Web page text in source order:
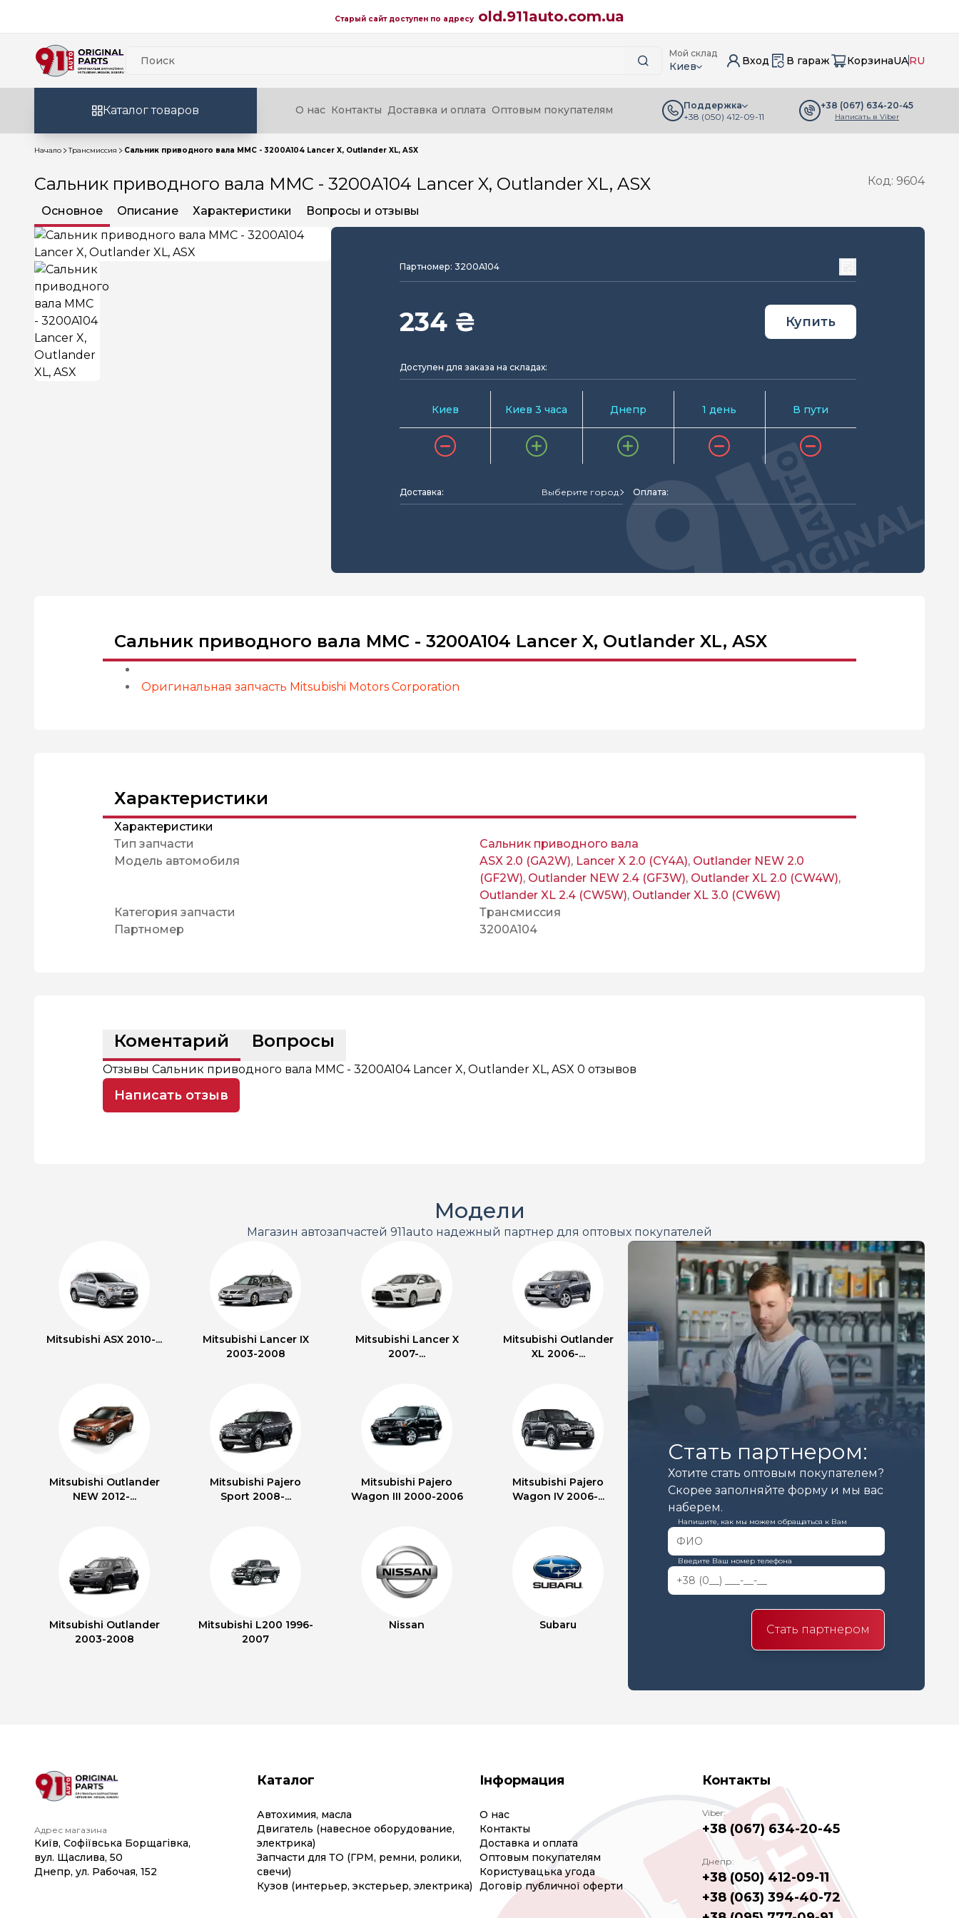
Старый сайт доступен по адресу old.911auto.com.ua
Мой склад
Киев Вход В гараж КорзинаUARU
Каталог товаров О нас Контакты Доставка и оплата Оптовым покупателям
Поддержка
+38 (050) 412-09-11
+38 (067) 634-20-45
Написать в Viber
Начало Трансмиссия Сальник приводного вала MMC - 3200A104 Lancer X, Outlander XL, ASX
Сальник приводного вала MMC - 3200A104 Lancer X, Outlander XL, ASX Код: 9604
Основное Описание Характеристики Вопросы и отзывы
Партномер: 3200A104
234 ₴ Купить
Доступен для заказа на складах:
Киев Киев 3 часа Днепр 1 день В пути
Доставка: Выберите город Оплата:
Сальник приводного вала MMC - 3200A104 Lancer X, Outlander XL, ASX
Оригинальная запчасть Mitsubishi Motors Corporation
Характеристики
Характеристики
Тип запчасти
Сальник приводного вала
Модель автомобиля
ASX 2.0 (GA2W), Lancer X 2.0 (CY4A), Outlander NEW 2.0
(GF2W), Outlander NEW 2.4 (GF3W), Outlander XL 2.0 (CW4W),
Outlander XL 2.4 (CW5W), Outlander XL 3.0 (CW6W)
Категория запчасти
Трансмиссия
Партномер
3200A104
Коментарий Вопросы
Отзывы Сальник приводного вала MMC - 3200A104 Lancer X, Outlander XL, ASX 0 отзывов
Написать отзыв
Модели
Магазин автозапчастей 911auto надежный партнер для оптовых покупателей
Mitsubishi ASX 2010-...
Mitsubishi Lancer IX
2003-2008
Mitsubishi Lancer X
2007-...
Mitsubishi Outlander
XL 2006-...
Mitsubishi Outlander
NEW 2012-...
Mitsubishi Pajero
Sport 2008-...
Mitsubishi Pajero
Wagon III 2000-2006
Mitsubishi Pajero
Wagon IV 2006-...
Mitsubishi Outlander
2003-2008
Mitsubishi L200 1996-
2007
Nissan Subaru
Стать партнером:
Хотите стать оптовым покупателем?
Скорее заполняйте форму и мы вас
наберем.
Напишите, как мы можем обращаться к Вам
Введите Ваш номер телефона
Стать партнером
Адрес магазина
Київ, Софіївська Борщагівка,
вул. Щаслива, 50
Днепр, ул. Рабочая, 152
Каталог
Автохимия, масла
Двигатель (навесное оборудование,
электрика)
Запчасти для ТО (ГРМ, ремни, ролики,
свечи)
Кузов (интерьер, экстерьер, электрика)
Інформация
О нас
Контакты
Доставка и оплата
Оптовым покупателям
Користувацька угода
Договір публичної оферти
Контакты
Viber:
+38 (067) 634-20-45
Днепр:
+38 (050) 412-09-11
+38 (063) 394-40-72